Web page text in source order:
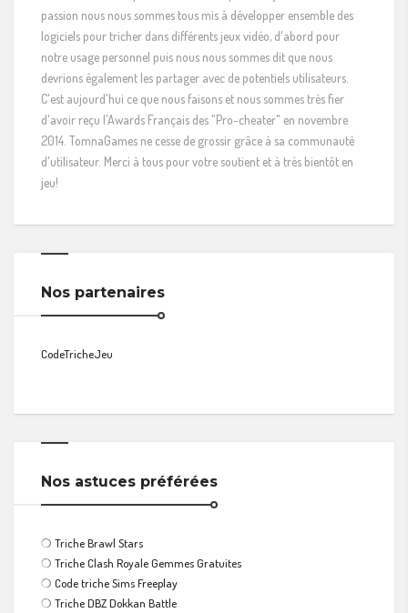
passion nous nous sommes tous mis à développer ensemble des
logiciels pour tricher dans différents jeux vidéo, d'abord pour
notre usage personnel puis nous nous sommes dit que nous
devrions également les partager avec de potentiels utilisateurs.
C'est aujourd'hui ce que nous faisons et nous sommes très fier
d'avoir reçu l'Awards Français des "Pro-cheater" en novembre
2014. TomnaGames ne cesse de grossir grâce à sa communauté
d'utilisateur. Merci à tous pour votre soutient et à très bientôt en
jeu!
Nos partenaires
CodeTricheJeu
Nos astuces préférées
❍ Triche Brawl Stars
❍ Triche Clash Royale Gemmes Gratuites
❍ Code triche Sims Freeplay
❍ Triche DBZ Dokkan Battle